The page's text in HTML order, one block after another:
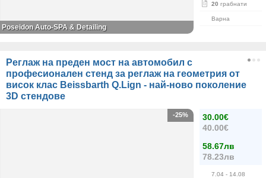
20 грабнати
Варна
Poseidon Auto-SPA & Detailing
Реглаж на преден мост на автомобил с
професионален стенд за реглаж на геометрия от
висок клас Beissbarth Q.Lign - най-ново поколение
3D стендове
30.00€
40.00€
58.67лв
78.23лв
7.04 - 14.08
-25%